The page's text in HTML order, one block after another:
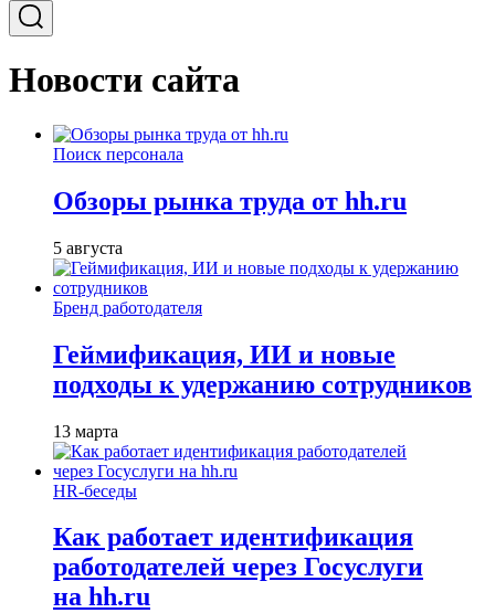
Новости сайта
Поиск персонала
Обзоры рынка труда от hh.ru
5 августа
Бренд работодателя
Геймификация, ИИ и новые
подходы к удержанию сотрудников
13 марта
HR-беседы
Как работает идентификация
работодателей через Госуслуги
на hh.ru